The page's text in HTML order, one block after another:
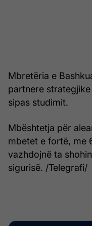
Mbretëria e
partnere
sipas studimit.
Mbështetja për
mbetet e fortë, me
vazhdojnë ta
sigurisë. /Telegrafi/